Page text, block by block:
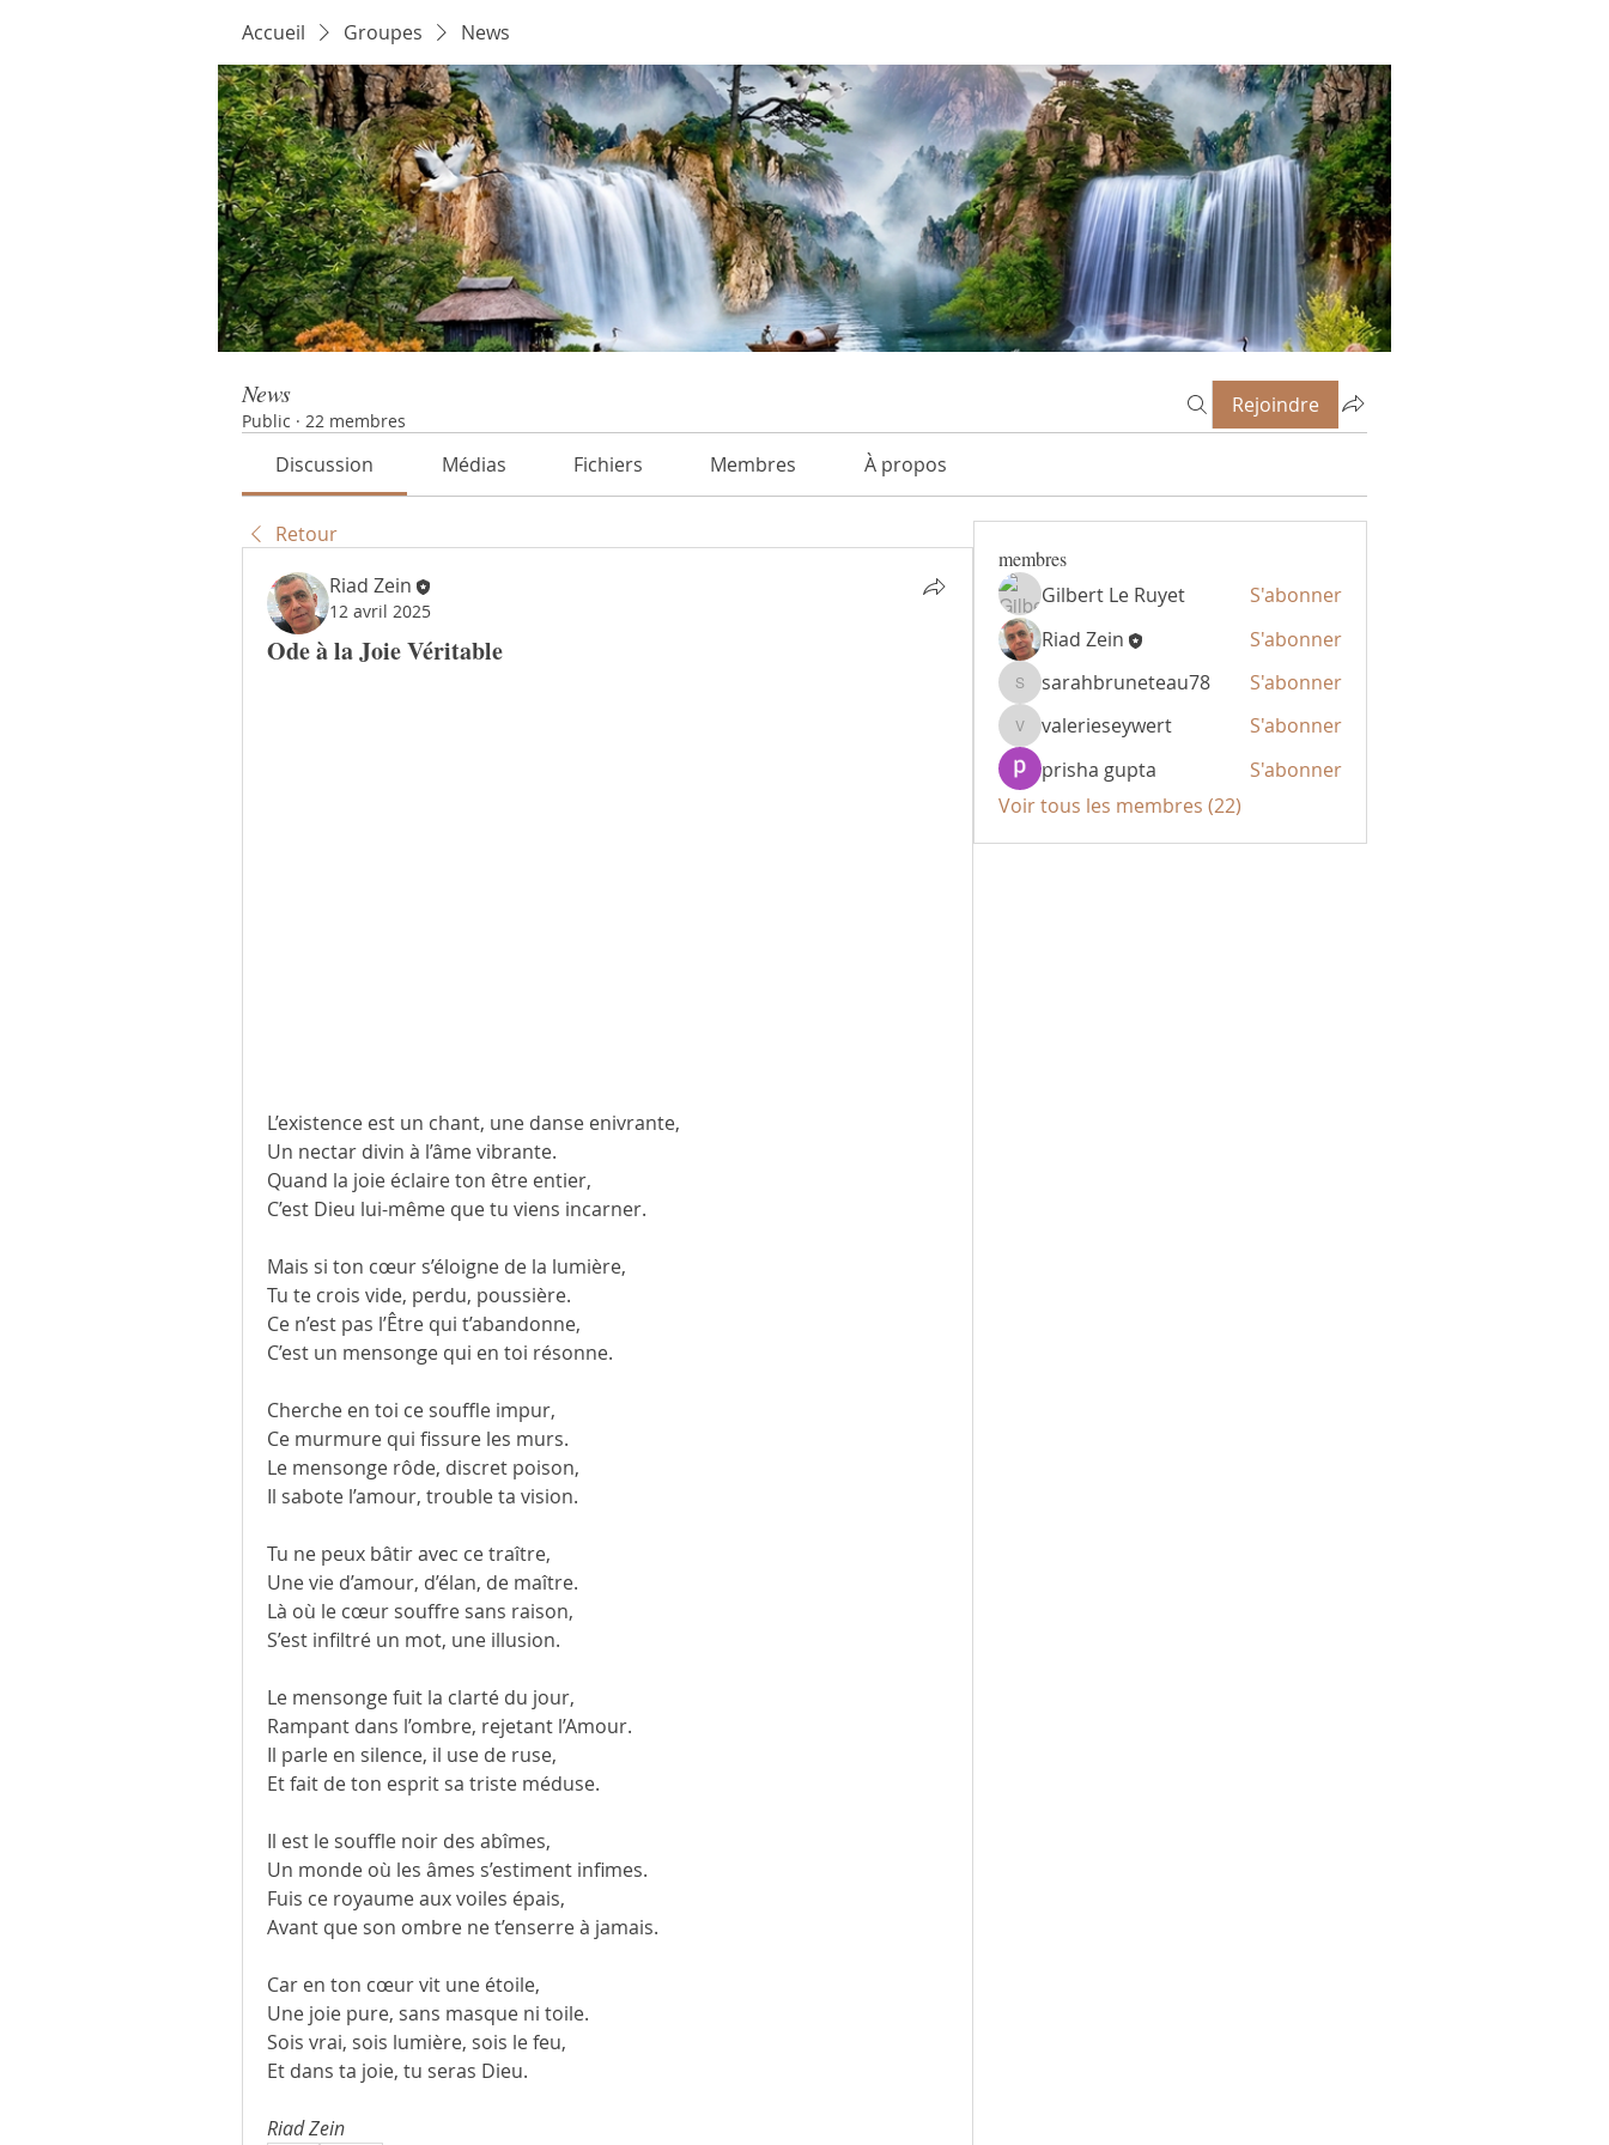
Accueil Groupes News
News
Public · 22 membres
Rejoindre
Discussion Médias Fichiers Membres À propos
Retour
Riad Zein
12 avril 2025
Ode à la Joie Véritable
L’existence est un chant, une danse enivrante,
Un nectar divin à l’âme vibrante.
Quand la joie éclaire ton être entier,
C’est Dieu lui-même que tu viens incarner.
Mais si ton cœur s’éloigne de la lumière,
Tu te crois vide, perdu, poussière.
Ce n’est pas l’Être qui t’abandonne,
C’est un mensonge qui en toi résonne.
Cherche en toi ce souffle impur,
Ce murmure qui fissure les murs.
Le mensonge rôde, discret poison,
Il sabote l’amour, trouble ta vision.
Tu ne peux bâtir avec ce traître,
Une vie d’amour, d’élan, de maître.
Là où le cœur souffre sans raison,
S’est infiltré un mot, une illusion.
Le mensonge fuit la clarté du jour,
Rampant dans l’ombre, rejetant l’Amour.
Il parle en silence, il use de ruse,
Et fait de ton esprit sa triste méduse.
Il est le souffle noir des abîmes,
Un monde où les âmes s’estiment infimes.
Fuis ce royaume aux voiles épais,
Avant que son ombre ne t’enserre à jamais.
Car en ton cœur vit une étoile,
Une joie pure, sans masque ni toile.
Sois vrai, sois lumière, sois le feu,
Et dans ta joie, tu seras Dieu.
Riad Zein
membres
Gilbert Le Ruyet
S'abonner
Riad Zein
S'abonner
sarahbruneteau78
sarahbruneteau78 S'abonner
valerieseywert
valerieseywert
S'abonner
prisha gupta
S'abonner
Voir tous les membres (22)